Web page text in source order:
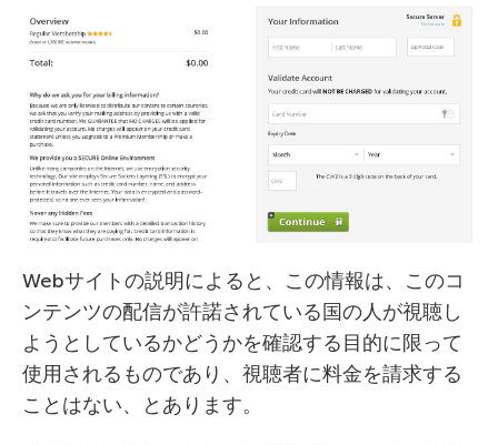
Webサイトの説明によると、この情報は、このコ
ンテンツの配信が許諾されている国の人が視聴し
ようとしているかどうかを確認する目的に限って
使用されるものであり、視聴者に料金を請求する
ことはない、とあります。